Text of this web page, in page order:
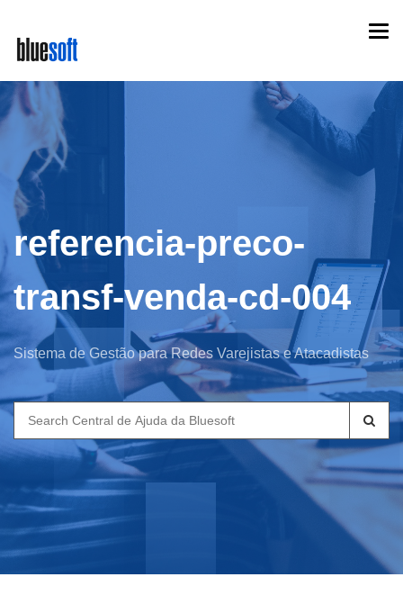
main
content
referencia-preco-
transf-venda-cd-004
Sistema de Gestão para Redes Varejistas e Atacadistas
Search
for: